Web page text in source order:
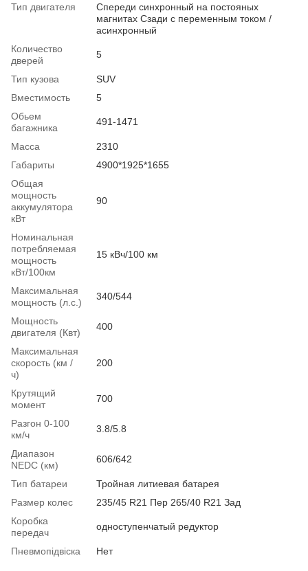
Тип двигателя
Спереди синхронный на постояных
магнитах Сзади с переменным током /
асинхронный
Количество
дверей
5
Тип кузова
SUV
Вместимость
5
Обьем
багажника
491-1471
Масса
2310
Габариты
4900*1925*1655
Общая
мощность
аккумулятора
кВт
90
Номинальная
потребляемая
мощность
кВт/100км
15 кВч/100 км
Максимальная
мощность (л.с.)
340/544
Мощность
двигателя (Квт)
400
Максимальная
скорость (км /
ч)
200
Крутящий
момент
700
Разгон 0-100
км/ч
3.8/5.8
Диапазон
NEDC (км)
606/642
Тип батареи
Тройная литиевая батарея
Размер колес
235/45 R21 Пер 265/40 R21 Зад
Коробка
передач
одноступенчатый редуктор
Пневмопідвіска Нет